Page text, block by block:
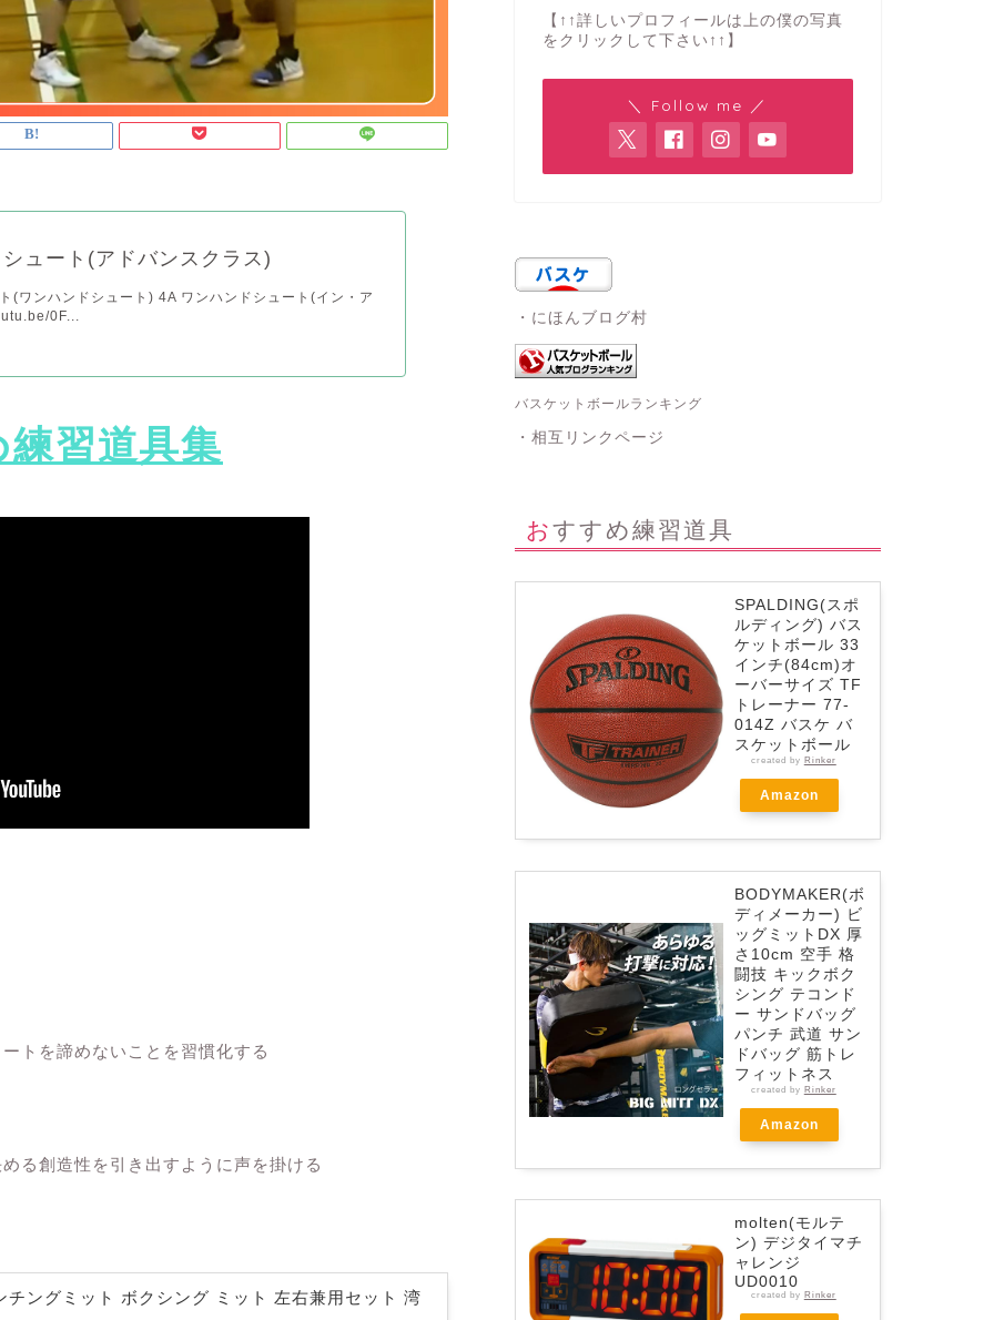
ュート(アドバンスクラス)
(ワンハンドシュート) 4A ワンハンドシュート(イン・ア
0F...
習道具集
トを諦めないことを習慣化する
る創造性を引き出すように声を掛ける
ングミット ボクシング ミット 左右兼用セット 湾
【↑↑詳しいプロフィールは上の僕の写真
をクリックして下さい↑↑】
＼ Follow me ／
・にほんブログ村
バスケットボールランキング
・相互リンクページ
おすすめ練習道具
SPALDING(スポ
ルディング) バス
ケットボール 33
インチ(84cm)オ
ーバーサイズ TF
トレーナー 77-
014Z バスケ バ
スケットボール
created by Rinker
Amazon
BODYMAKER(ボ
ディメーカー) ビ
ッグミットDX 厚
さ10cm 空手 格
闘技 キックボク
シング テコンド
ー サンドバッグ
パンチ 武道 サン
ドバッグ 筋トレ
フィットネス
created by Rinker
Amazon
molten(モルテ
ン) デジタイマチ
ャレンジ
UD0010
created by Rinker